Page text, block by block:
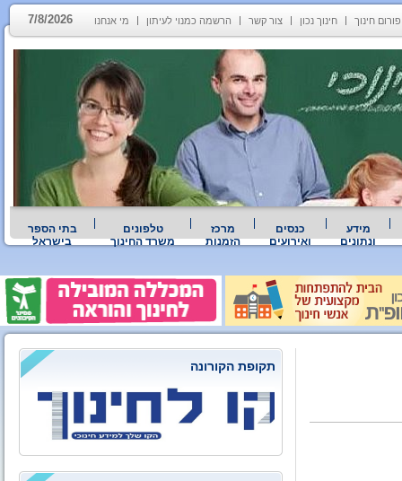
פורום חינוך חינוך נכון צור קשר הרשמה כמנוי לעיתון מי אנחנו 7/8/2026
מידע
ונתונים
כנסים
ואירועים
מרכז
הזמנות
טלפונים
משרד החינוך
בתי הספר
בישראל
תקופת הקורונה